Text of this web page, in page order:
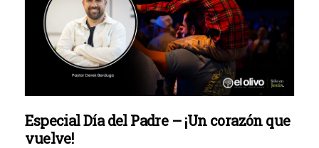
Especial Día del Padre – ¡Un corazón que
vuelve!